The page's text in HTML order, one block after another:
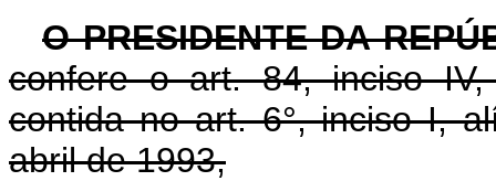
O PRESIDENTE DA
confere o art. 84, inciso
contida no art. 6°, inciso I,
abril de 1993,